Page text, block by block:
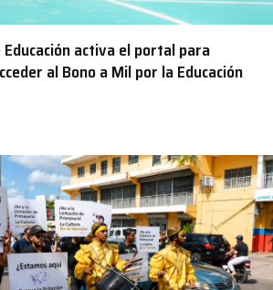
activa el portal para
al Bono a Mil por la Educación